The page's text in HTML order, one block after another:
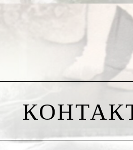
Исламистский терроризм в
Облапошились. Обмишулились.
будем просить милости у
заявленные «ценности», до
старом советском
из трамповой Америки и